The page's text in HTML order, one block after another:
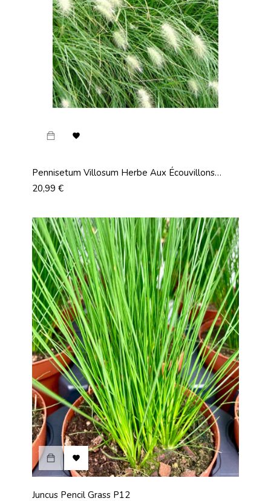

Pennisetum Villosum Herbe Aux Écouvillons
Hérissé Hameln
Prix
20,99 €

Juncus Pencil Grass P12